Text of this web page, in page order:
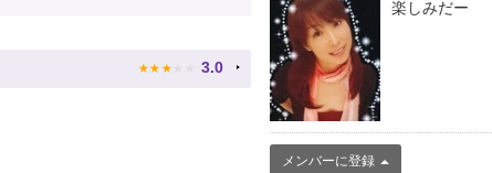
★ ★ ★ ★ ★ 3.0
楽しみだー
メンバーに登録